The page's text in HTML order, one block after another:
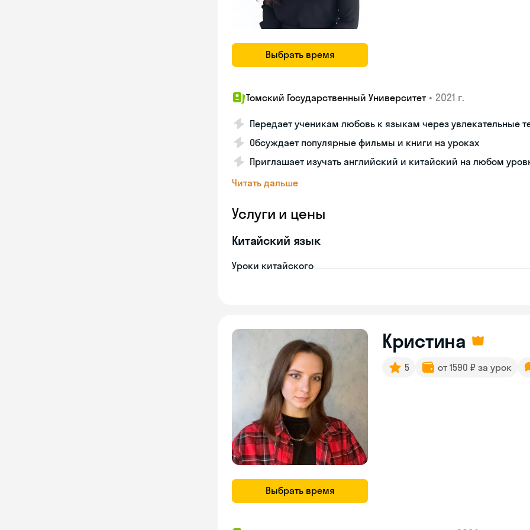
Выбрать время
Томский Государственный Университет • 2021 г.
Передает ученикам любовь к языкам через увлекательные
Обсуждает популярные фильмы и книги на уроках
Приглашает изучать английский и китайский на любом
Читать дальше
Услуги и цены
Китайский язык
Уроки китайского
Выбрать время
Кристина
5 от 1590 ₽ за урок